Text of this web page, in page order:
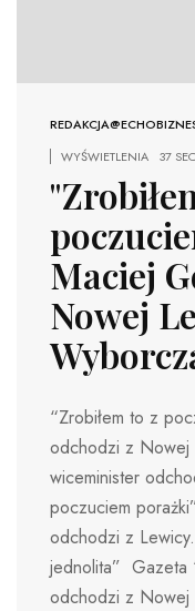
WYŚWIETLENIA
37
Maciej
Nowej
“Zrobiłem to z
odchodzi z Nowej
wiceminister
poczuciem
odchodzi z
jednolita” Gazeta
odchodzi z Nowej